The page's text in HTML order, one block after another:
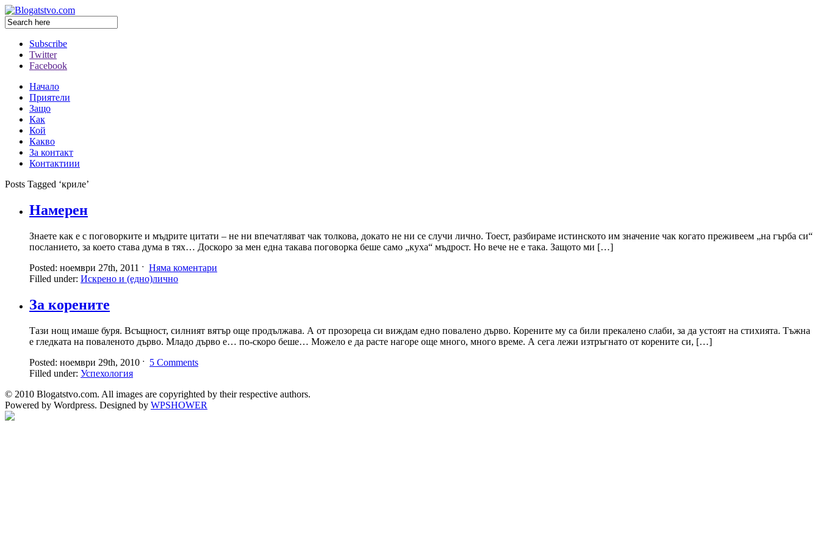
Subscribe
Twitter
Facebook
Начало
Приятели
Защо
Как
Кой
Какво
За контакт
Контактиии
Posts Tagged ‘криле’
Намерен
Знаете как е с поговорките и мъдрите цитати – не ни впечатляват чак толкова, докато не ни се случи лично. Тоест, разбираме истинското им значение чак когато преживеем „на гърба си“
посланието, за което става дума в тях… Доскоро за мен една такава поговорка беше само „куха“ мъдрост. Но вече не е така. Защото ми […]
Posted: ноември 27th, 2011 ˑ Няма коментари
Filled under: Искрено и (едно)лично
За корените
Тази нощ имаше буря. Всъщност, силният вятър още продължава. А от прозореца си виждам едно повалено дърво. Корените му са били прекалено слаби, за да устоят на стихията. Тъжна
е гледката на поваленото дърво. Младо дърво е… по-скоро беше… Можело е да расте нагоре още много, много време. А сега лежи изтръгнато от корените си, […]
Posted: ноември 29th, 2010 ˑ 5 Comments
Filled under: Успехология
© 2010 Blogatstvo.com. All images are copyrighted by their respective authors.
Powered by Wordpress. Designed by WPSHOWER